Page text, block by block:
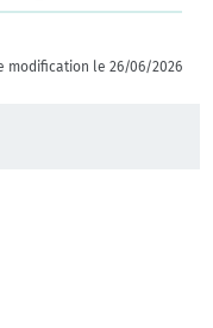
modification le 26/06/2026